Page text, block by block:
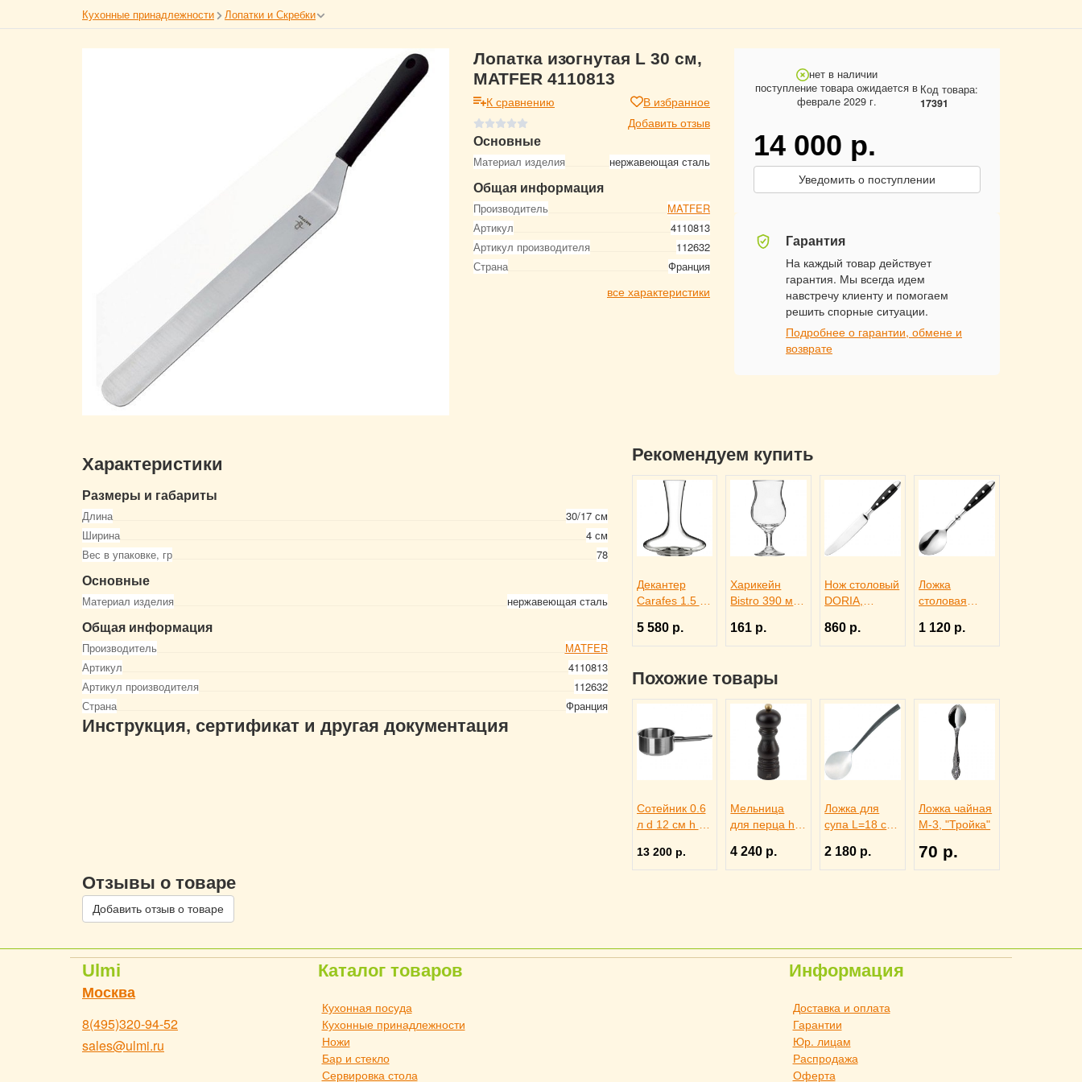
Кухонные принадлежности Лопатки и Скребки
Лопатка изогнутая L 30 см,
MATFER 4110813
К сравнению
В избранное
Добавить отзыв
Основные
Материал изделия нержавеющая сталь
Общая информация
Производитель
MATFER
Артикул
4110813
Артикул производителя
112632
Страна
Франция
все характеристики
нет в наличии
поступление товара ожидается в
феврале 2029 г.
Код товара:
17391
14 000 р.
Уведомить о поступлении
Гарантия
На каждый товар действует
гарантия. Мы всегда идем
навстречу клиенту и помогаем
решить спорные ситуации.
Подробнее о гарантии, обмене и
возврате
Характеристики
Размеры и габариты
Длина
30/17 см
Ширина
4 см
Вес в упаковке, гр
78
Основные
Материал изделия нержавеющая сталь
Общая информация
Производитель
MATFER
Артикул
4110813
Артикул производителя
112632
Страна
Франция
Инструкция, сертификат и другая документация
Рекомендуем купить
Декантер
Carafes 1.5 л,
5 580 р.
Харикейн
Bistro 390 мл,
Бор 1150311
161 р.
Нож столовый
DORIA,
3110277
860 р.
Ложка
столовая
Eternum
3110131
1 120 р.
Похожие товары
Сотейник 0.6
л d 12 см h 6
4010764
13 200 р.
Мельница
для перца h
коричневое
дерево,
4 240 р.
Ложка для
супа L=18 см
Chef&Sommeli
er, 3112839
2 180 р.
Ложка чайная
М-3, "Тройка"
70 р.
Отзывы о товаре
Добавить отзыв о товаре
Ulmi
Москва
8(495)320-94-52
sales@ulmi.ru
Каталог товаров
Кухонная посуда
Кухонные принадлежности
Ножи
Бар и стекло
Сервировка стола
Информация
Доставка и оплата
Гарантии
Юр. лицам
Распродажа
Оферта